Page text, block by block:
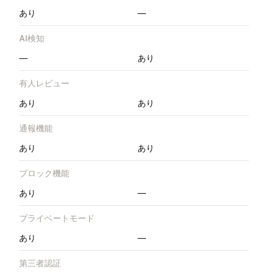
あり
—
AI検知
—
あり
有人レビュー
あり
あり
通報機能
あり
あり
ブロック機能
あり
—
プライベートモード
あり
—
第三者認証